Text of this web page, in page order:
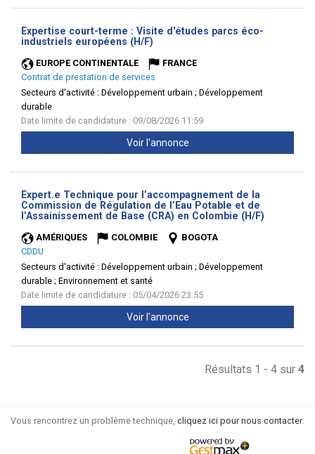
Expertise court-terme : Visite d'études parcs éco-
industriels européens (H/F)
EUROPE CONTINENTALE
FRANCE
Contrat de prestation de services
Secteurs d'activité : Développement urbain ; Développement
durable
Date limite de candidature : 09/08/2026 11:59
Voir l'annonce
Expert.e Technique pour l’accompagnement de la
Commission de Régulation de l’Eau Potable et de
l’Assainissement de Base (CRA) en Colombie (H/F)
AMÉRIQUES COLOMBIE
BOGOTA
CDDU
Secteurs d'activité : Développement urbain ; Développement
durable ; Environnement et santé
Date limite de candidature : 05/04/2026 23:55
Voir l'annonce
Résultats 1 - 4 sur 4
Vous rencontrez un problème technique, cliquez ici pour nous contacter.